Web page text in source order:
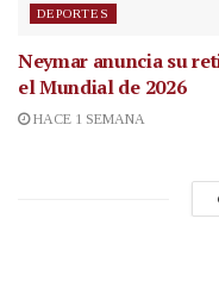
DEPORTES
Neymar anuncia su
el Mundial de 2026
HACE 1 SEMANA